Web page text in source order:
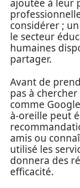
ajoutée à leur
considérer ;
le secteur
humaines
partager.
Avant de
pas à
comme
à-oreille peut
amis ou
utilisé les
donnera des
efficacité.